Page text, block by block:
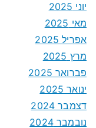
יוני 2025
מאי 2025
אפריל 2025
מרץ 2025
פברואר 2025
ינואר 2025
דצמבר 2024
נובמבר 2024